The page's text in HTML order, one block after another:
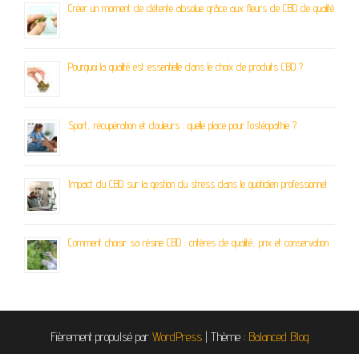
Créer un moment de détente absolue grâce aux fleurs de CBD de qualité
Pourquoi la qualité est essentielle dans le choix de produits CBD ?
Sport, récupération et douleurs : quelle place pour l’ostéopathie ?
Impact du CBD sur la gestion du stress dans le quotidien professionnel
Comment choisir sa résine CBD : critères de qualité, prix et conservation
Fièrement propulsé par WordPress | Thème : Balanced Blog